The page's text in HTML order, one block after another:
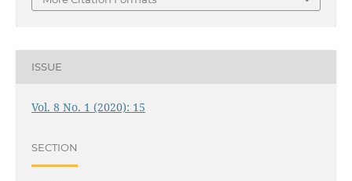
ISSUE
Vol. 8 No. 1 (2020): 15
SECTION